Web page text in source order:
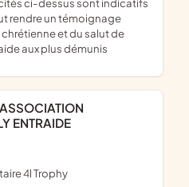
ci-dessus sont indicatifs
rendre un témoignage
et du salut de
aux plus démunis
ENTRAIDE
4l Trophy